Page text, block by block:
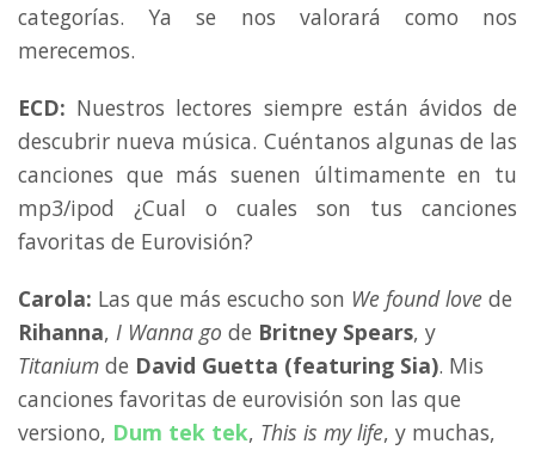
categorías. Ya se nos valorará como nos
merecemos.
ECD: Nuestros lectores siempre están ávidos de
descubrir nueva música. Cuéntanos algunas de las
canciones que más suenen últimamente en tu
mp3/ipod ¿Cual o cuales son tus canciones
favoritas de Eurovisión?
Carola: Las que más escucho son We found love de
Rihanna, I Wanna go de Britney Spears, y
Titanium de David Guetta (featuring Sia). Mis
canciones favoritas de eurovisión son las que
versiono, Dum tek tek, This is my life, y muchas,